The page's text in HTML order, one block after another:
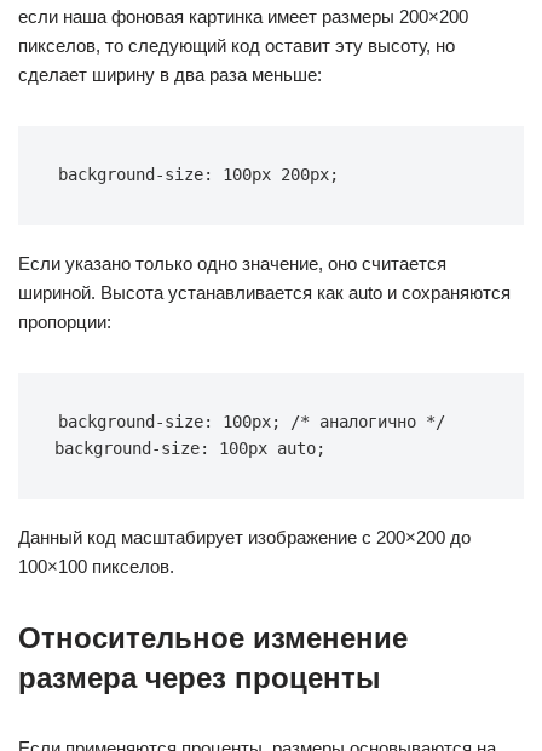
если наша фоновая картинка имеет размеры 200×200
пикселов, то следующий код оставит эту высоту, но
сделает ширину в два раза меньше:
background-size: 100px 200px;
Если указано только одно значение, оно считается
шириной. Высота устанавливается как auto и сохраняются
пропорции:
background-size: 100px; /* аналогично */
background-size: 100px auto;
Данный код масштабирует изображение с 200×200 до
100×100 пикселов.
Относительное изменение
размера через проценты